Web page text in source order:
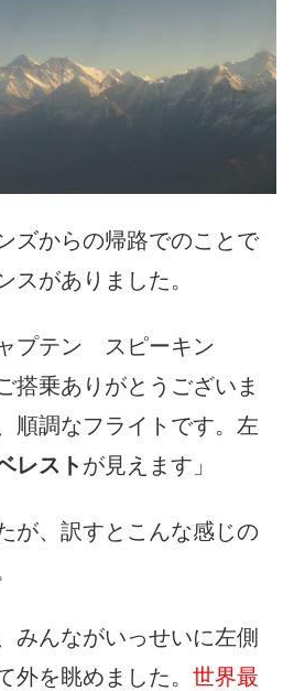
ズからの帰路でのことで
スがありました。
プテン スピーキン
乗ありがとうございま
順調なフライトです。左
レスト が見えます」
が、訳すとこんな感じの
みんながいっせいに左側
外を眺めました。 世界最